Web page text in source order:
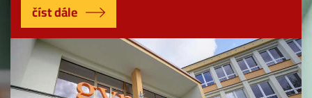
číst dále